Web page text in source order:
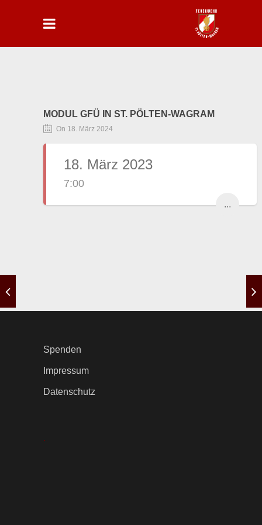
MODUL GFÜ IN ST. PÖLTEN-WAGRAM
On 18. März 2024
18. März 2023
7:00
...
Spenden
Impressum
Datenschutz
.